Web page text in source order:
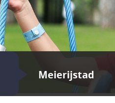
Meierijstad